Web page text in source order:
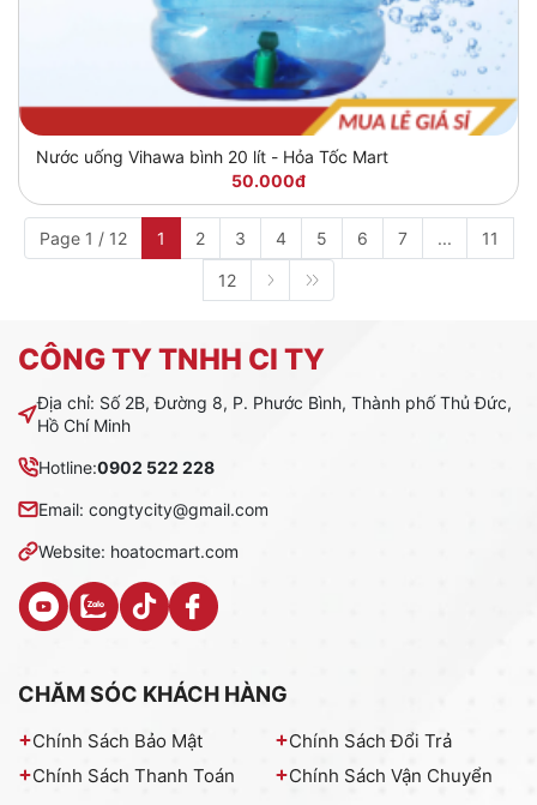
Nước uống Vihawa bình 20 lít - Hỏa Tốc Mart
50.000đ
Page 1 / 12 1 2 3 4 5 6 7 ... 11
12
CÔNG TY TNHH CI TY
Địa chỉ: Số 2B, Đường 8, P. Phước Bình, Thành phố Thủ Đức,
Hồ Chí Minh
Hotline:0902 522 228
Email: congtycity@gmail.com
Website: hoatocmart.com
CHĂM SÓC KHÁCH HÀNG
Chính Sách Bảo Mật
Chính Sách Đổi Trả
Chính Sách Thanh Toán
Chính Sách Vận Chuyển